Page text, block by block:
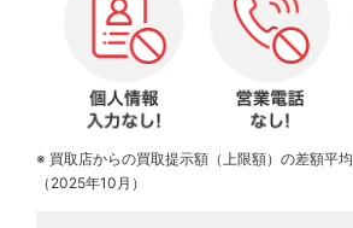
※ 買取店からの買取提示額（上限額）の差額平均
（2025年10月）